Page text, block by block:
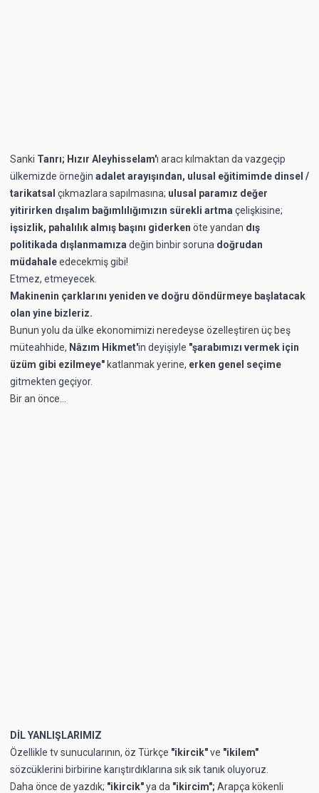
Sanki Tanrı; Hızır Aleyhisselam'ı aracı kılmaktan da vazgeçip
ülkemizde örneğin adalet arayışından, ulusal eğitimimde dinsel /
tarikatsal çıkmazlara sapılmasına; ulusal paramız değer
yitirirken dışalım bağımlılığımızın sürekli artma çelişkisine;
işsizlik, pahalılık almış başını giderken öte yandan dış
politikada dışlanmamıza değin binbir soruna doğrudan
müdahaleedecekmiş gibi!
Etmez, etmeyecek.
Makinenin çarklarını yeniden ve doğru döndürmeye başlatacak
olan yine bizleriz.
Bunun yolu da ülke ekonomimizi neredeyse özelleştiren üç beş
müteahhide, Nâzım Hikmet'in deyişiyle "şarabımızı vermek için
üzüm gibi ezilmeye"katlanmak yerine, erken genel seçime
gitmekten geçiyor.
Bir an önce...
DİL YANLIŞLARIMIZ
Özellikle tv sunucularının, öz Türkçe "ikircik"ve "ikilem"
sözcüklerini birbirine karıştırdıklarına sık sık tanık oluyoruz.
Daha önce de yazdık; "ikircik"ya da "ikircim"; Arapça kökenli